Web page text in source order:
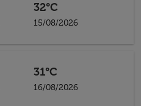
32°C
15/08/2026
31°C
16/08/2026